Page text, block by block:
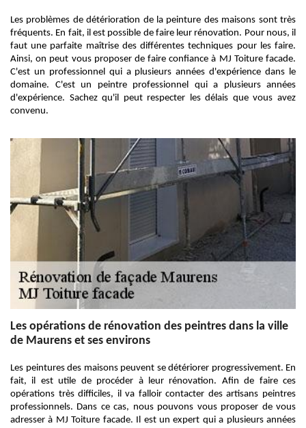
Les problèmes de détérioration de la peinture des maisons sont très
fréquents. En fait, il est possible de faire leur rénovation. Pour nous, il
faut une parfaite maîtrise des différentes techniques pour les faire.
Ainsi, on peut vous proposer de faire confiance à MJ Toiture facade.
C'est un professionnel qui a plusieurs années d'expérience dans le
domaine. C'est un peintre professionnel qui a plusieurs années
d'expérience. Sachez qu'il peut respecter les délais que vous avez
convenu.
Les opérations de rénovation des peintres dans la ville
de Maurens et ses environs
Les peintures des maisons peuvent se détériorer progressivement. En
fait, il est utile de procéder à leur rénovation. Afin de faire ces
opérations très difficiles, il va falloir contacter des artisans peintres
professionnels. Dans ce cas, nous pouvons vous proposer de vous
adresser à MJ Toiture facade. Il est un expert qui a plusieurs années